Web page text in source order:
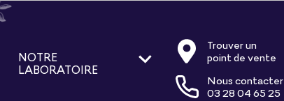
NOTRE
LABORATOIRE
Trouver un
point de vente
Nous contacter
03 28 04 65 25